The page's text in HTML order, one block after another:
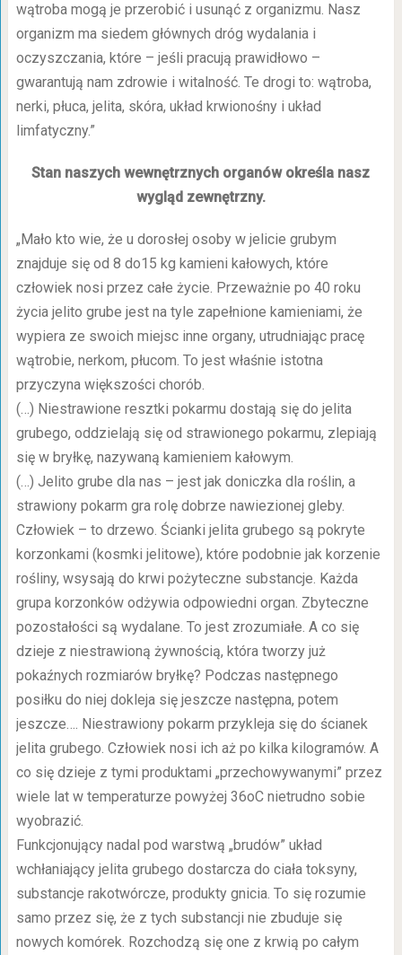
wątroba mogą je przerobić i usunąć z organizmu. Nasz
organizm ma siedem głównych dróg wydalania i
oczyszczania, które – jeśli pracują prawidłowo –
gwarantują nam zdrowie i witalność. Te drogi to: wątroba,
nerki, płuca, jelita, skóra, układ krwionośny i układ
limfatyczny.”
Stan naszych wewnętrznych organów określa nasz
wygląd zewnętrzny.
„Mało kto wie, że u dorosłej osoby w jelicie grubym
znajduje się od 8 do15 kg kamieni kałowych, które
człowiek nosi przez całe życie. Przeważnie po 40 roku
życia jelito grube jest na tyle zapełnione kamieniami, że
wypiera ze swoich miejsc inne organy, utrudniając pracę
wątrobie, nerkom, płucom. To jest właśnie istotna
przyczyna większości chorób.
(…) Niestrawione resztki pokarmu dostają się do jelita
grubego, oddzielają się od strawionego pokarmu, zlepiają
się w bryłkę, nazywaną kamieniem kałowym.
(…) Jelito grube dla nas – jest jak doniczka dla roślin, a
strawiony pokarm gra rolę dobrze nawiezionej gleby.
Człowiek – to drzewo. Ścianki jelita grubego są pokryte
korzonkami (kosmki jelitowe), które podobnie jak korzenie
rośliny, wsysają do krwi pożyteczne substancje. Każda
grupa korzonków odżywia odpowiedni organ. Zbyteczne
pozostałości są wydalane. To jest zrozumiałe. A co się
dzieje z niestrawioną żywnością, która tworzy już
pokaźnych rozmiarów bryłkę? Podczas następnego
posiłku do niej dokleja się jeszcze następna, potem
jeszcze…. Niestrawiony pokarm przykleja się do ścianek
jelita grubego. Człowiek nosi ich aż po kilka kilogramów. A
co się dzieje z tymi produktami „przechowywanymi” przez
wiele lat w temperaturze powyżej 36oC nietrudno sobie
wyobrazić.
Funkcjonujący nadal pod warstwą „brudów” układ
wchłaniający jelita grubego dostarcza do ciała toksyny,
substancje rakotwórcze, produkty gnicia. To się rozumie
samo przez się, że z tych substancji nie zbuduje się
nowych komórek. Rozchodzą się one z krwią po całym